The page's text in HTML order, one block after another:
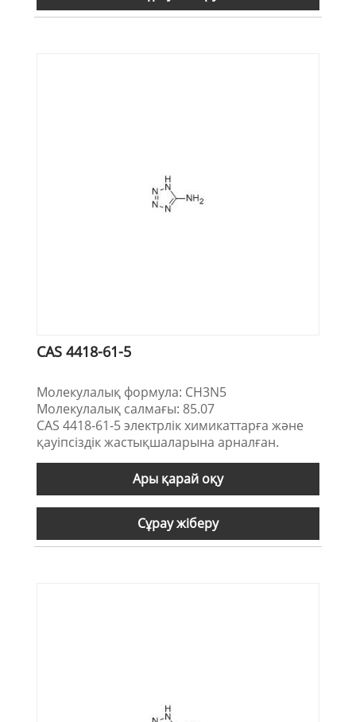
CAS 4418-61-5
Молекулалық формула: CH3N5
Молекулалық салмағы: 85.07
CAS 4418-61-5 электрлік химикаттарға және
қауіпсіздік жастықшаларына арналған.
Ары қарай оқу
Сұрау жіберу